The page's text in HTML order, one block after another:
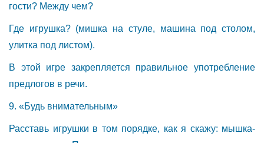
гости? Между чем?
Где игрушка? (мишка на стуле, машина под столом,
улитка под листом).
В этой игре закрепляется правильное употребление
предлогов в речи.
9. «Будь внимательным»
Расставь игрушки в том порядке, как я скажу: мышка-